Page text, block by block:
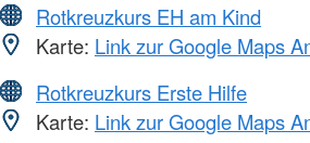
Rotkreuzkurs EH am Kind
Karte: Link zur Google Maps
Rotkreuzkurs Erste Hilfe
Karte: Link zur Google Maps